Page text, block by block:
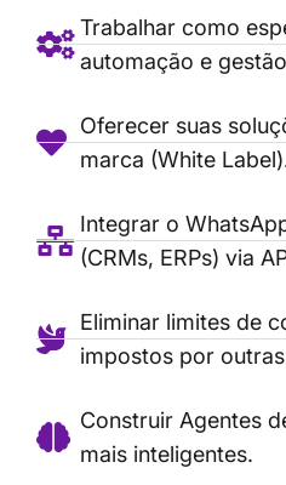
Trabalhar como
automação e
Oferecer suas
marca (White
Integrar o
(CRMs, ERPs) via
Eliminar limites de
impostos por
Construir Agentes
mais inteligentes.